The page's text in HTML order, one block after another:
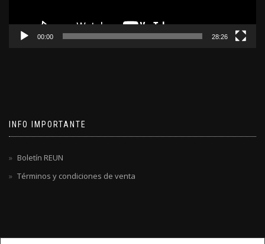
00:00 28:26
INFO IMPORTANTE
Boletín REUN
Términos y condiciones de venta